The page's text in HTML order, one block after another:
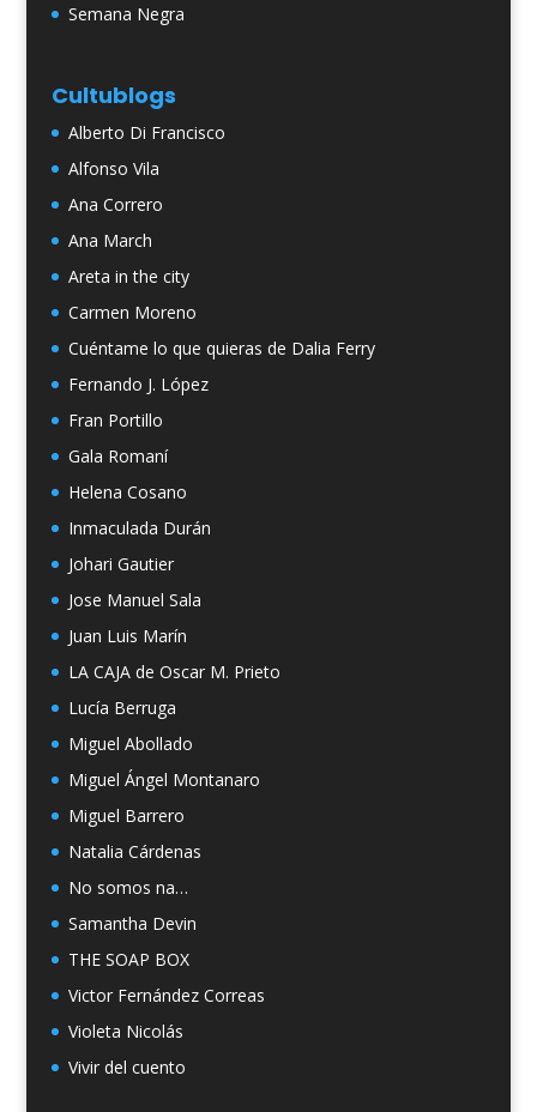
Semana Negra
Cultublogs
Alberto Di Francisco
Alfonso Vila
Ana Correro
Ana March
Areta in the city
Carmen Moreno
Cuéntame lo que quieras de Dalia Ferry
Fernando J. López
Fran Portillo
Gala Romaní
Helena Cosano
Inmaculada Durán
Johari Gautier
Jose Manuel Sala
Juan Luis Marín
LA CAJA de Oscar M. Prieto
Lucía Berruga
Miguel Abollado
Miguel Ángel Montanaro
Miguel Barrero
Natalia Cárdenas
No somos na…
Samantha Devin
THE SOAP BOX
Victor Fernández Correas
Violeta Nicolás
Vivir del cuento